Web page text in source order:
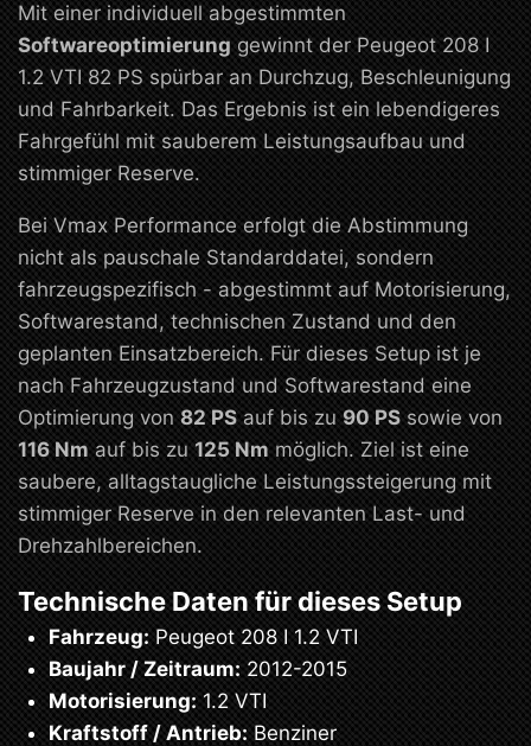
Mit einer individuell abgestimmten
Softwareoptimierung gewinnt der Peugeot 208 I
1.2 VTI 82 PS spürbar an Durchzug, Beschleunigung
und Fahrbarkeit. Das Ergebnis ist ein lebendigeres
Fahrgefühl mit sauberem Leistungsaufbau und
stimmiger Reserve.
Bei Vmax Performance erfolgt die Abstimmung
nicht als pauschale Standarddatei, sondern
fahrzeugspezifisch - abgestimmt auf Motorisierung,
Softwarestand, technischen Zustand und den
geplanten Einsatzbereich. Für dieses Setup ist je
nach Fahrzeugzustand und Softwarestand eine
Optimierung von 82 PS auf bis zu 90 PS sowie von
116 Nm auf bis zu 125 Nm möglich. Ziel ist eine
saubere, alltagstaugliche Leistungssteigerung mit
stimmiger Reserve in den relevanten Last- und
Drehzahlbereichen.
Technische Daten für dieses Setup
Fahrzeug: Peugeot 208 I 1.2 VTI
Baujahr / Zeitraum: 2012-2015
Motorisierung: 1.2 VTI
Kraftstoff / Antrieb: Benziner